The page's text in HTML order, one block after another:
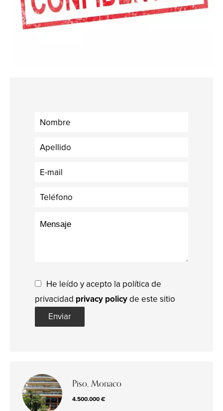
He leído y acepto la política de
privacidad privacy policyde este sitio
Enviar
Piso, Monaco
4.500.000 €